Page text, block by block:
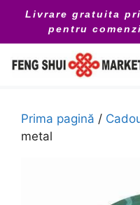
conținut
Livrare gratuita
pentru
Prima pagină /
metal